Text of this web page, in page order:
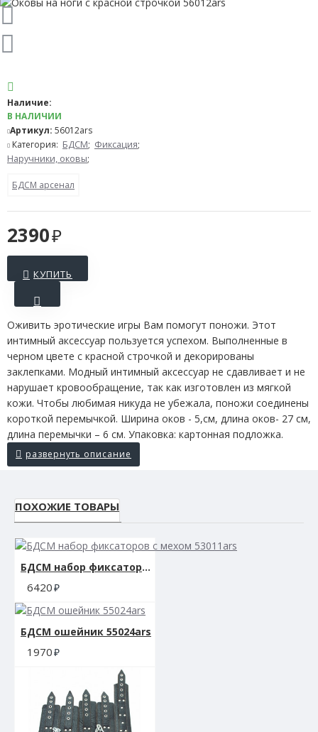
2390
Наличие:
В НАЛИЧИИ
Артикул: 56012ars
Категория: БДСМ; Фиксация;
Наручники, оковы;
БДСМ арсенал
КУПИТЬ
Оживить эротические игры Вам помогут поножи. Этот
интимный аксессуар пользуется успехом. Выполненные в
черном цвете с красной строчкой и декорированы
заклепками. Модный интимный аксессуар не сдавливает и не
нарушает кровообращение, так как изготовлен из мягкой
кожи. Чтобы любимая никуда не убежала, поножи соединены
короткой перемычкой. Ширина оков - 5,см, длина оков- 27 см,
длина перемычки – 6 см. Упаковка: картонная подложка.
ПОХОЖИЕ ТОВАРЫ
БДСМ набор фиксаторов с мехом 53011ars
6420
БДСМ ошейник 55024ars
1970